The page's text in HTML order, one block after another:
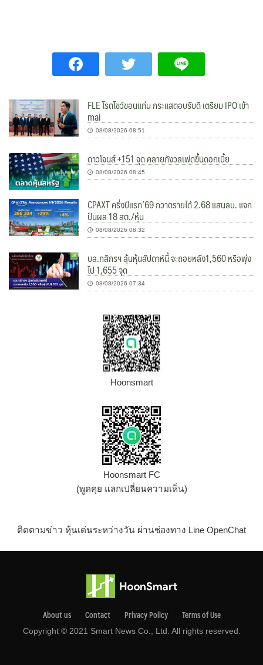
FLE โรดโชว์ขอนแก่น กระแสตอบรับดี เตรียม IPO เข้า
mai
08/08/2026 08:51
ดาวโจนส์ +151 จุด คลายกังวลเฟดขึ้นดอกเบี้ย
08/08/2026 08:45
CPAXT ครึ่งปีแรก’69 กวาดรายได้ 2.68 แสนลบ. แจก
ปันผล 18 สต./หุ้น
08/08/2026 08:32
บล.กสิกรฯ ลุ้นหุ้นสัปดาห์นี้ จะถอยหลัง1,560 หรือพุ่ง
ไป 1,655 จุด
08/08/2026 07:34
Hoonsmart
Hoonsmart FC
(พูดคุย แลกเปลี่ยนความเห็น)
ติดตามข่าว หุ้นเด่นระหว่างวัน ผ่านช่องทาง Line OpenChat
About us Contact Privacy Pollcy Terms of Use
Copyright © 2021 Smart News Co., Ltd. All rights reserved.